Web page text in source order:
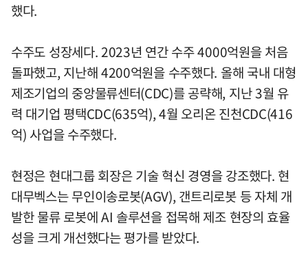
했다.
수주도 성장세다. 2023년 연간 수주 4000억원을 처음
돌파했고, 지난해 4200억원을 수주했다. 올해 국내 대형
제조기업의 중앙물류센터(CDC)를 공략해, 지난 3월 유
력 대기업 평택CDC(635억), 4월 오리온 진천CDC(416
억) 사업을 수주했다.
현정은 현대그룹 회장은 기술 혁신 경영을 강조했다. 현
대무벡스는 무인이송로봇(AGV), 갠트리로봇 등 자체 개
발한 물류 로봇에 AI 솔루션을 접목해 제조 현장의 효율
성을 크게 개선했다는 평가를 받았다.